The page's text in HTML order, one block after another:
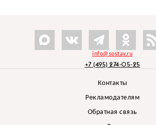
info@sostav.ru
+7 (495) 274-05-25
Контакты
Рекламодателям
Обратная связь